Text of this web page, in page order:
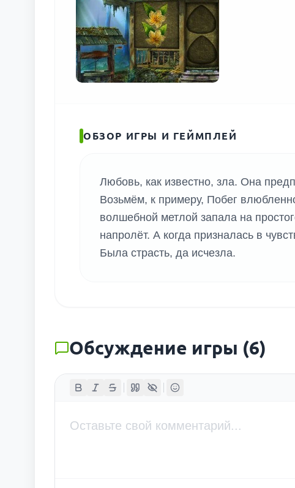
ОБЗОР ИГРЫ И ГЕЙМПЛЕЙ
Любовь, как известно, зла. Она
Возьмём, к примеру, Побег
волшебной метлой запала на
напролёт. А когда призналась в
Была страсть, да исчезла.
Обсуждение игры (6)